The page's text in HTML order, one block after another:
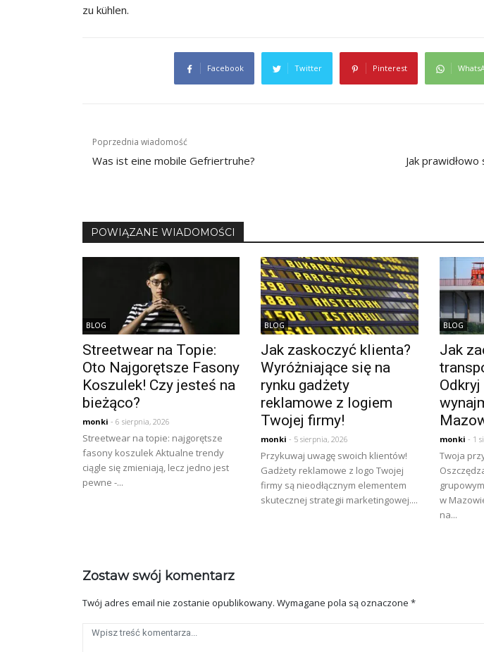
zu kühlen.
Facebook Twitter Pinterest
Nawigacja
wpisu
Poprzednia wiadomość
Was ist eine mobile Gefriertruhe? Jak
POWIĄZANE WIADOMOŚCI
BLOG
Streetwear na Topie:
Oto Najgorętsze Fasony
Koszulek! Czy jesteś na
bieżąco?
monki - 6 sierpnia, 2026
Streetwear na topie: najgorętsze
fasony koszulek Aktualne trendy
ciągle się zmieniają, lecz jedno jest
pewne -...
BLOG
Jak zaskoczyć klienta?
Wyróżniające się na
rynku gadżety
reklamowe z logiem
Twojej firmy!
monki - 5 sierpnia, 2026
Przykuwaj uwagę swoich klientów!
Gadżety reklamowe z logo Twojej
firmy są nieodłącznym elementem
skutecznej strategii marketingowej....
BLOG
Jak
monki - 1
Twoja
w
na...
Zostaw swój komentarz
Twój adres email nie zostanie opublikowany. Wymagane pola są oznaczone *